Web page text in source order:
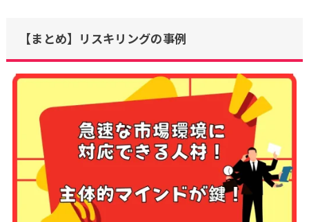
【まとめ】リスキリングの事例